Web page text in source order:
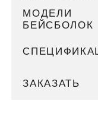
МОДЕЛИ
БЕЙСБОЛОК
ЗАКАЗАТЬ